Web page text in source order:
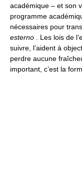
académique – et son
programme
nécessaires pour
esterno . Les lois de
suivre, l’aident à
perdre aucune
important, c’est la